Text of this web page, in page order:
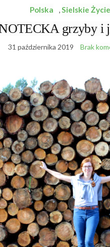
Polska ,Sielskie Życie
grzyby i
31 października 2019 Brak